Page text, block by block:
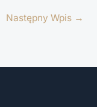
Następny Wpis →